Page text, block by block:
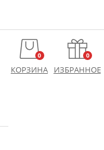
0
КОРЗИНА
0
ИЗБРАННОЕ